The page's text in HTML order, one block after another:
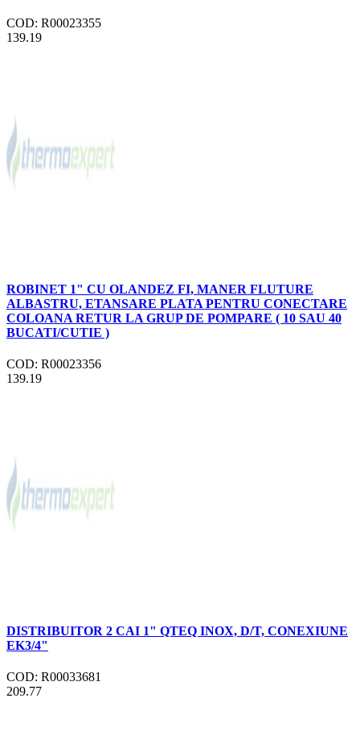
COD: R00023355
139.19
ROBINET 1" CU OLANDEZ FI, MANER FLUTURE
ALBASTRU, ETANSARE PLATA PENTRU CONECTARE
COLOANA RETUR LA GRUP DE POMPARE ( 10 SAU 40
BUCATI/CUTIE )
COD: R00023356
139.19
DISTRIBUITOR 2 CAI 1" QTEQ INOX, D/T, CONEXIUNE
EK3/4"
COD: R00033681
209.77